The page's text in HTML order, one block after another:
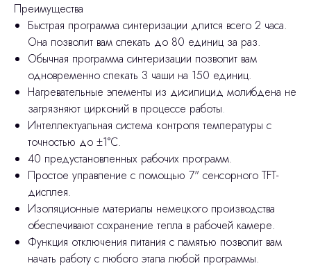
Преимущества
Быстрая программа синтеризации длится всего 2 часа.
Она позволит вам спекать до 80 единиц за раз.
Обычная программа синтеризации позволит вам
одновременно спекать 3 чаши на 150 единиц.
Нагревательные элементы из дисилицид молибдена не
загрязняют цирконий в процессе работы.
Интеллектуальная система контроля температуры с
точностью до ±1°C.
40 предустановленных рабочих программ.
Простое управление с помощью 7" сенсорного TFT-
дисплея.
Изоляционные материалы немецкого производства
обеспечивают сохранение тепла в рабочей камере.
Функция отключения питания с памятью позволит вам
начать работу с любого этапа любой программы.